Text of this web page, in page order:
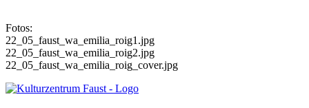
Fotos:
22_05_faust_wa_emilia_roig1.jpg
22_05_faust_wa_emilia_roig2.jpg
22_05_faust_wa_emilia_roig_cover.jpg